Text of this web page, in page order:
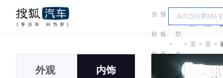
当
前
位
置:
搜
狐
汽
＞
车
型
大
全
＞
比
亚
迪
＞
比
亚
迪
＞
外观 内饰